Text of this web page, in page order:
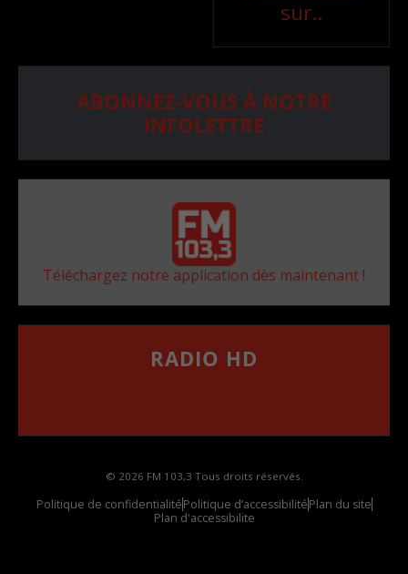
sur..
ABONNEZ-VOUS À NOTRE
INFOLETTRE
Téléchargez notre application dès maintenant !
RADIO HD
© 2026 FM 103,3 Tous droits réservés.
Politique de confidentialitéPolitique d’accessibilitéPlan du site
Plan d'accessibilite